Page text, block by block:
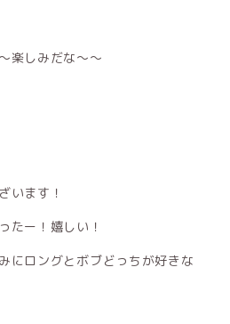
楽しみだな〜〜
います！
たー！嬉しい！
にロングとボブどっちが好きな